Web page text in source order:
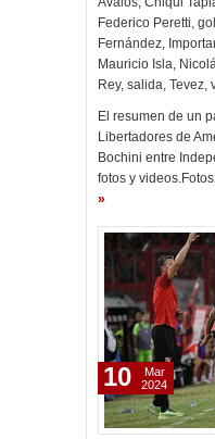
Federico Peretti, gol
Fernández,
Mauricio Isla,
Rey, salida, Tevez,
El resumen de un
Libertadores de
Bochini entre
fotos y
»
10
Mar
2024